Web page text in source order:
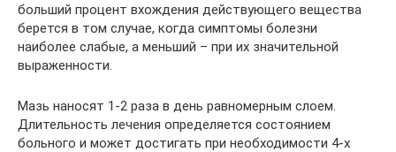
больший процент вхождения действующего вещества
берется в том случае, когда симптомы болезни
наиболее слабые, а меньший – при их значительной
выраженности.
Мазь наносят 1-2 раза в день равномерным слоем.
Длительность лечения определяется состоянием
больного и может достигать при необходимости 4-х